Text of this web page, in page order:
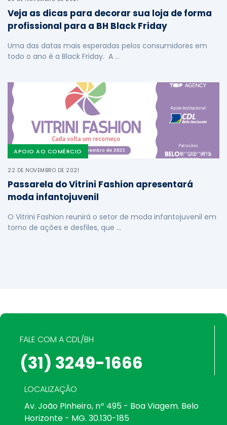
Veja as dicas para decorar sua loja de forma
profissional para a BH Black Friday
Uma das datas mais esperadas pelos consumidores em
todo o ano é a Black Friday. A …
APOIO AO COMÉRCIO
22 DE NOVEMBRO DE 2021
Passarela do Vitrini Fashion apresentará
moda infantojuvenil
O Vitrini Fashion reunirá o setor de moda infantojuvenil em
torno de ações e desfiles, que …
FALE COM A CDL/BH
(31) 3249-1666
LOCALIZAÇÃO
Av. João Pinheiro, nº 495 - Boa Viagem. Belo
Horizonte - MG. 30.130-185